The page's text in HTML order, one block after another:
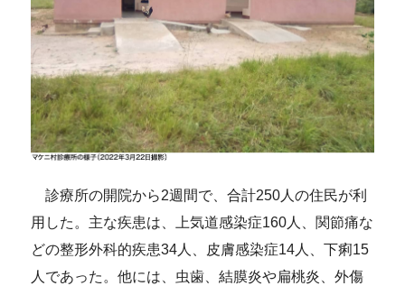
診療所の開院から2週間で、合計250人の住民が利
用した。主な疾患は、上気道感染症160人、関節痛な
どの整形外科的疾患34人、皮膚感染症14人、下痢15
人であった。他には、虫歯、結膜炎や扁桃炎、外傷